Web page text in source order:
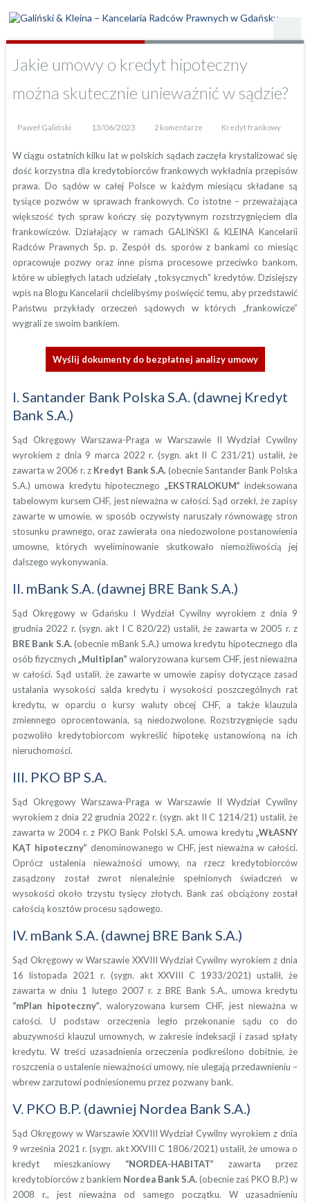
Jakie umowy o kredyt hipoteczny
można skutecznie unieważnić w sądzie?
Paweł Galiński 13/06/2023 2 komentarze Kredyt frankowy
W ciągu ostatnich kilku lat w polskich sądach zaczęła krystalizować się
dość korzystna dla kredytobiorców frankowych wykładnia przepisów
prawa. Do sądów w całej Polsce w każdym miesiącu składane są
tysiące pozwów w sprawach frankowych. Co istotne – przeważająca
większość tych spraw kończy się pozytywnym rozstrzygnięciem dla
frankowiczów. Działający w ramach GALIŃSKI & KLEINA Kancelarii
Radców Prawnych Sp. p. Zespół ds. sporów z bankami co miesiąc
opracowuje pozwy oraz inne pisma procesowe przeciwko bankom,
które w ubiegłych latach udzielały „toksycznych” kredytów. Dzisiejszy
wpis na Blogu Kancelarii chcielibyśmy poświęcić temu, aby przedstawić
Państwu przykłady orzeczeń sądowych w których „frankowicze”
wygrali ze swoim bankiem.
Wyślij dokumenty do bezpłatnej analizy umowy
I. Santander Bank Polska S.A. (dawnej Kredyt
Bank S.A.)
Sąd Okręgowy Warszawa-Praga w Warszawie II Wydział Cywilny
wyrokiem z dnia 9 marca 2022 r. (sygn. akt II C 231/21) ustalił, że
zawarta w 2006 r. z Kredyt Bank S.A.(obecnie Santander Bank Polska
S.A.) umowa kredytu hipotecznego „EKSTRALOKUM” indeksowana
tabelowym kursem CHF, jest nieważna w całości. Sąd orzekł, że zapisy
zawarte w umowie, w sposób oczywisty naruszały równowagę stron
stosunku prawnego, oraz zawierała ona niedozwolone postanowienia
umowne, których wyeliminowanie skutkowało niemożliwością jej
dalszego wykonywania.
II. mBank S.A. (dawnej BRE Bank S.A.)
Sąd Okręgowy w Gdańsku I Wydział Cywilny wyrokiem z dnia 9
grudnia 2022 r. (sygn. akt I C 820/22) ustalił, że zawarta w 2005 r. z
BRE Bank S.A.(obecnie mBank S.A.) umowa kredytu hipotecznego dla
osób fizycznych„Multiplan”waloryzowana kursem CHF, jest nieważna
w całości. Sąd ustalił, że zawarte w umowie zapisy dotyczące zasad
ustalania wysokości salda kredytu i wysokości poszczególnych rat
kredytu, w oparciu o kursy waluty obcej CHF, a także klauzula
zmiennego oprocentowania, są niedozwolone. Rozstrzygnięcie sądu
pozwoliło kredytobiorcom wykreślić hipotekę ustanowioną na ich
nieruchomości.
III. PKO BP S.A.
Sąd Okręgowy Warszawa-Praga w Warszawie II Wydział Cywilny
wyrokiem z dnia 22 grudnia 2022 r. (sygn. akt II C 1214/21) ustalił, że
zawarta w 2004 r. z PKO Bank Polski S.A. umowa kredytu„WŁASNY
KĄT hipoteczny” denominowanego w CHF, jest nieważna w całości.
Oprócz ustalenia nieważności umowy, na rzecz kredytobiorców
zasądzony został zwrot nienależnie spełnionych świadczeń w
wysokości około trzystu tysięcy złotych. Bank zaś obciążony został
całością kosztów procesu sądowego.
IV. mBank S.A. (dawnej BRE Bank S.A.)
Sąd Okręgowy w Warszawie XXVIII Wydział Cywilny wyrokiem z dnia
16 listopada 2021 r. (sygn. akt XXVIII C 1933/2021) ustalił, że
zawarta w dniu 1 lutego 2007 r. z BRE Bank S.A., umowa kredytu
“mPlan hipoteczny”, waloryzowana kursem CHF, jest nieważna w
całości. U podstaw orzeczenia legło przekonanie sądu co do
abuzywności klauzul umownych, w zakresie indeksacji i zasad spłaty
kredytu. W treści uzasadnienia orzeczenia podkreślono dobitnie, że
roszczenia o ustalenie nieważności umowy, nie ulegają przedawnieniu –
wbrew zarzutowi podniesionemu przez pozwany bank.
V. PKO B.P. (dawniej Nordea Bank S.A.)
Sąd Okręgowy w Warszawie XXVIII Wydział Cywilny wyrokiem z dnia
9 września 2021 r. (sygn. akt XXVIII C 1806/2021) ustalił, że umowa o
kredyt mieszkaniowy “NORDEA-HABITAT” zawarta przez
kredytobiorców z bankiem Nordea Bank S.A.(obecnie zaś PKO B.P.) w
2008 r., jest nieważna od samego początku. W uzasadnieniu